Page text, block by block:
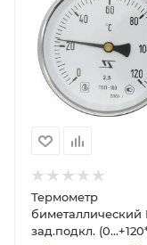
Термометр
биметаллический
зад.подкл.